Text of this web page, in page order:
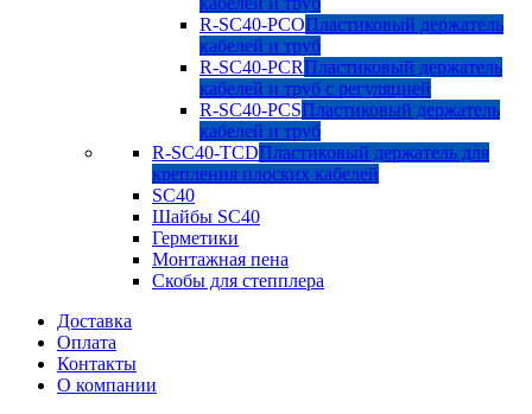
R-SC40-PCOПластиковый держатель
кабелей и труб
R-SC40-PCRПластиковый держатель
кабелей и труб с регуляцией
R-SC40-PCSПластиковый держатель
кабелей и труб
R-SC40-TCDПластиковый держатель для
крепления плоских кабелей
SC40
Шайбы SC40
Герметики
Монтажная пена
Скобы для степплера
Доставка
Оплата
Контакты
О компании